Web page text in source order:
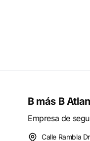
B más B
Empresa de
Calle Rambla